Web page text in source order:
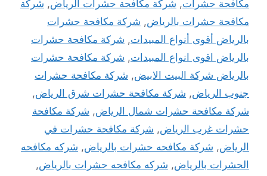
مكافحة حشرات, شركة مكافحة حشرات الرياض, شركة
مكافحة حشرات بالرياض, شركة مكافحة حشرات
بالرياض أقوى أنواع المبيدات, شركة مكافحة حشرات
بالرياض اقوى انواع المبيدات, شركة مكافحة حشرات
بالرياض شركة البيت الابيض, شركة مكافحة حشرات
جنوب الرياض, شركة مكافحة حشرات شرق الرياض,
شركة مكافحة حشرات شمال الرياض, شركة مكافحة
حشرات غرب الرياض, شركة مكافحة حشرات في
الرياض, شركة مكافحه حشرات بالرياض, شركه مكافحه
الحشرات بالرياض, شركه مكافحه حشرات بالرياض,